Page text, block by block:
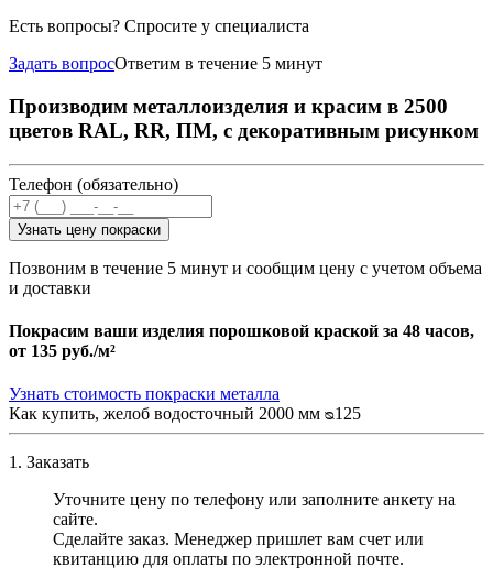
Есть вопросы? Спросите у специалиста
Задать вопросОтветим в течение 5 минут
Производим металлоизделия и красим в 2500
цветов RAL, RR, ПМ, с декоративным рисунком
Телефон (обязательно)
Узнать цену покраски
Позвоним в течение 5 минут и сообщим цену с учетом объема
и доставки
Покрасим ваши изделия порошковой краской за 48 часов,
от 135 руб./м²
Узнать стоимость покраски металла
Как купить, желоб водосточный 2000 мм ᴓ125
1. Заказать
Уточните цену по телефону или заполните анкету на
сайте.
Сделайте заказ. Менеджер пришлет вам счет или
квитанцию для оплаты по электронной почте.